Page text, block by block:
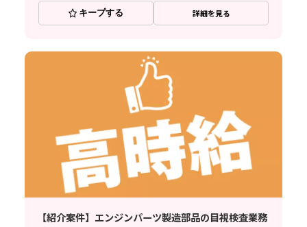
キープする 詳細を見る
【紹介案件】エンジンパーツ製造部品の目視検査業務